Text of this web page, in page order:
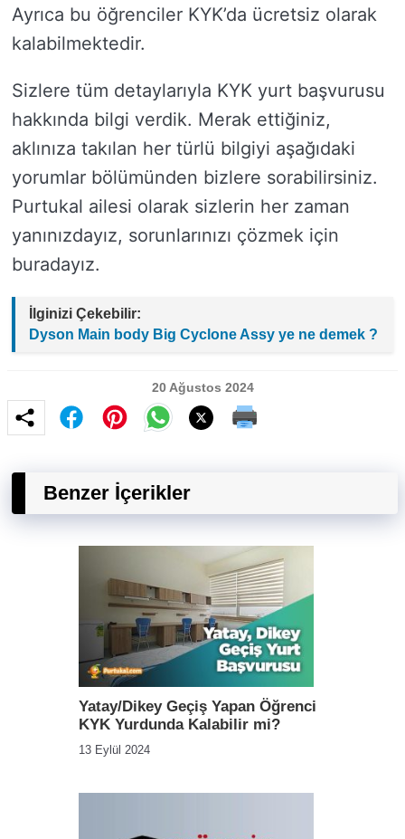
Ayrıca bu öğrenciler KYK’da ücretsiz olarak
kalabilmektedir.
Sizlere tüm detaylarıyla KYK yurt başvurusu
hakkında bilgi verdik. Merak ettiğiniz,
aklınıza takılan her türlü bilgiyi aşağıdaki
yorumlar bölümünden bizlere sorabilirsiniz.
Purtukal ailesi olarak sizlerin her zaman
yanınızdayız, sorunlarınızı çözmek için
buradayız.
İlginizi Çekebilir:
Dyson Main body Big Cyclone Assy ye ne demek ?
20 Ağustos 2024
Benzer İçerikler
Yatay/Dikey Geçiş Yapan Öğrenci
KYK Yurdunda Kalabilir mi?
13 Eylül 2024